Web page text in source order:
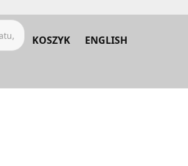
KOSZYK ENGLISH